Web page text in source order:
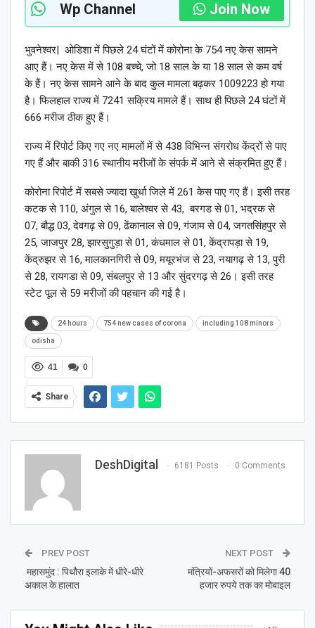
Wp Channel Join Now
भुवनेश्वर| ओडिशा में पिछले 24 घंटों में कोरोना के 754 नए केस सामने
आए हैं। नए केस में से 108 बच्चे, जो 18 साल के या 18 साल से कम वर्ष
के हैं। नए केस सामने आने के बाद कुल मामला बढ़कर 1009223 हो गया
है। फिलहाल राज्य में 7241 सक्रिय मामले हैं। साथ ही पिछले 24 घंटों में
666 मरीज ठीक हुए हैं।
राज्य में रिपोर्ट किए गए नए मामलों में से 438 विभिन्न संगरोध केंद्रों से पाए
गए हैं और बाकी 316 स्थानीय मरीजों के संपर्क में आने से संक्रमित हुए हैं।
कोरोना रिपोर्ट में सबसे ज्यादा खुर्धा जिले में 261 केस पाए गए हैं। इसी तरह
कटक से 110, अंगुल से 16, बालेश्वर से 43, बरगड से 01, भद्रक से
07, बौद्ध 03, देवगढ़ से 09, ढेंकानाल से 09, गंजाम से 04, जगतसिंहपुर से
25, जाजपुर 28, झारसुगुड़ा से 01, कंधमाल से 01, केंद्रापड़ा से 19,
केंद्रुझर से 16, मालकानगिरी से 09, मयूरभंज से 23, नयागढ़ से 13, पुरी
से 28, रायगडा से 09, संबलपुर से 13 और सुंदरगढ़ से 26। इसी तरह
स्टेट पूल से 59 मरीजों की पहचान की गई है।
24 hours 754 new cases of corona including 108 minors
odisha
0
41
Share
DeshDigital 6181 Posts 0 Comments
PREV POST
महासमुंद : पिथौरा इलाके में धीरे-धीरे
अकाल के हालात
NEXT POST
मंत्रियों-अफसरों को मिलेगा 40
हजार रुपये तक का मोबाइल